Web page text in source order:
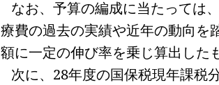
なお、予算の編成に当たっては
療費の過去の実績や近年の動向を
額に一定の伸び率を乗じ算出した
次に、 28年度の国保税現年課税